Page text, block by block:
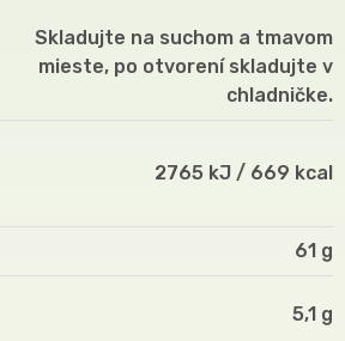
Skladujte na suchom a tmavom
mieste, po otvorení skladujte v
chladničke.
2765 kJ / 669 kcal
61 g
5,1 g